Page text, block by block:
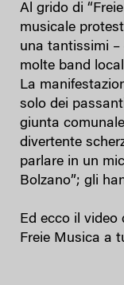
Al grido di
musicale
una tantissimi –
molte band
La
solo dei
giunta
divertente
parlare in un
Bolzano”; gli
Ed ecco il video
Freie Musica a